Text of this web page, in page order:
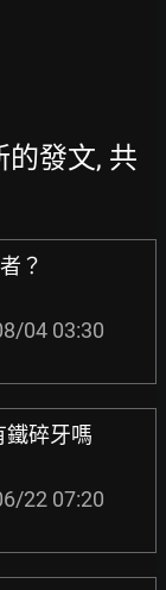
的發文, 共
？
04 03:30
鐵碎牙嗎
22 07:20